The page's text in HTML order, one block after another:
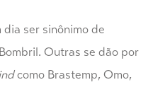
dia ser sinônimo de
Outras se dão por
como Brastemp, Omo,